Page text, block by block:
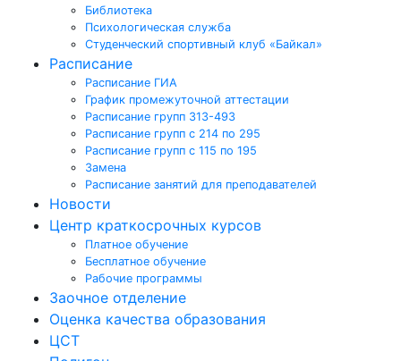
Библиотека
Психологическая служба
Студенческий спортивный клуб «Байкал»
Расписание
Расписание ГИА
График промежуточной аттестации
Расписание групп 313-493
Расписание групп с 214 по 295
Расписание групп с 115 по 195
Замена
Расписание занятий для преподавателей
Новости
Центр краткосрочных курсов
Платное обучение
Бесплатное обучение
Рабочие программы
Заочное отделение
Оценка качества образования
ЦСТ